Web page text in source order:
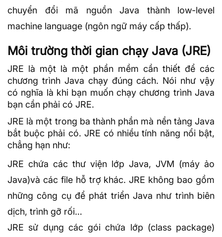
chuyển đổi mã nguồn Java thành low-level
machine language (ngôn ngữ máy cấp thấp).
Môi trường thời gian chạy Java (JRE)
JRE là một là một phần mềm cần thiết để các
chương trình Java chạy đúng cách. Nói như vậy
có nghĩa là khi bạn muốn chạy chương trình Java
bạn cần phải có JRE.
JRE là một trong ba thành phần mà nền tảng Java
bắt buộc phải có. JRE có nhiều tính năng nổi bật,
chẳng hạn như:
JRE chứa các thư viện lớp Java, JVM (máy ảo
Java)và các file hỗ trợ khác. JRE không bao gồm
những công cụ để phát triển Java như trình biên
dịch, trình gỡ rối…
JRE sử dụng các gói chứa lớp (class package)